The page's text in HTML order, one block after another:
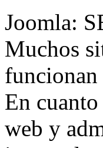
Joomla:
Muchos
funcionan
En
web y